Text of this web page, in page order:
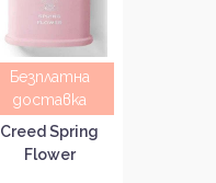
Безплатна
доставка
Creed Spring
Flower